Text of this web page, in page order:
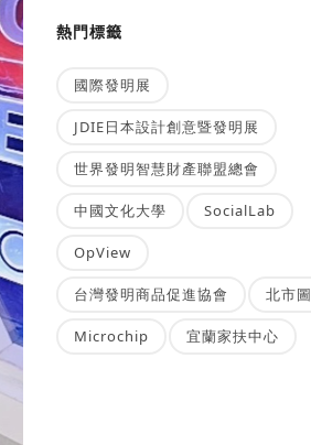
熱門標籤
國際發明展
JDIE日本設計創意暨發明展
世界發明智慧財產聯盟總會
中國文化大學 SocialLab
OpView
台灣發明商品促進協會 北市圖
Microchip 宜蘭家扶中心